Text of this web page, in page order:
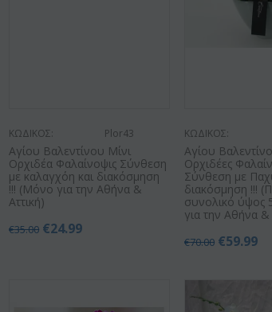
ΚΩΔΙΚΟΣ: Plor43
Αγίου Βαλεντίνου Μίνι
Ορχιδέα Φαλαίνοψις Σύνθεση
με καλαγχόη και διακόσμηση
!!! (Μόνο για την Αθήνα &
Αττική)
€35.00 €24.99
ΚΩΔΙΚΟΣ:
Αγίου
Ορχιδέες
Σύνθεση με
διακόσμηση !!!
συνολικό ύψος
για την Αθήνα &
€70.00 €59.99